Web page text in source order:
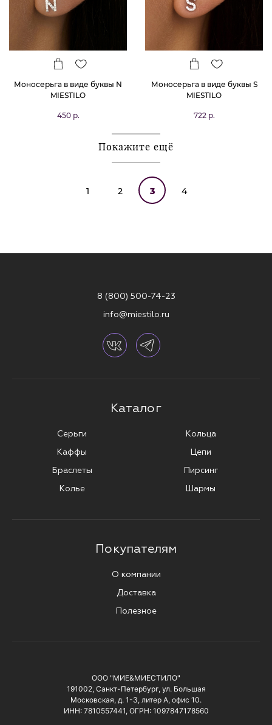
Моносерьга в виде буквы N
MIESTILO
450 р.
Моносерьга в виде буквы S
MIESTILO
722 р.
Покажите ещё
1 2 3 4
8 (800) 500-74-23
info@miestilo.ru
Каталог
Серьги
Каффы
Браслеты
Колье
Кольца
Цепи
Пирсинг
Шармы
Покупателям
О компании
Доставка
Полезное
ООО "МИЕ&МИЕСТИЛО"
191002, Санкт-Петербург, ул. Большая
Московская, д. 1-3, литер А, офис 10.
ИНН: 7810557441, ОГРН: 1097847178560